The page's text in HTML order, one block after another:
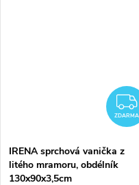
ZDARMA
IRENA sprchová vanička z
litého mramoru, obdélník
130x90x3,5cm